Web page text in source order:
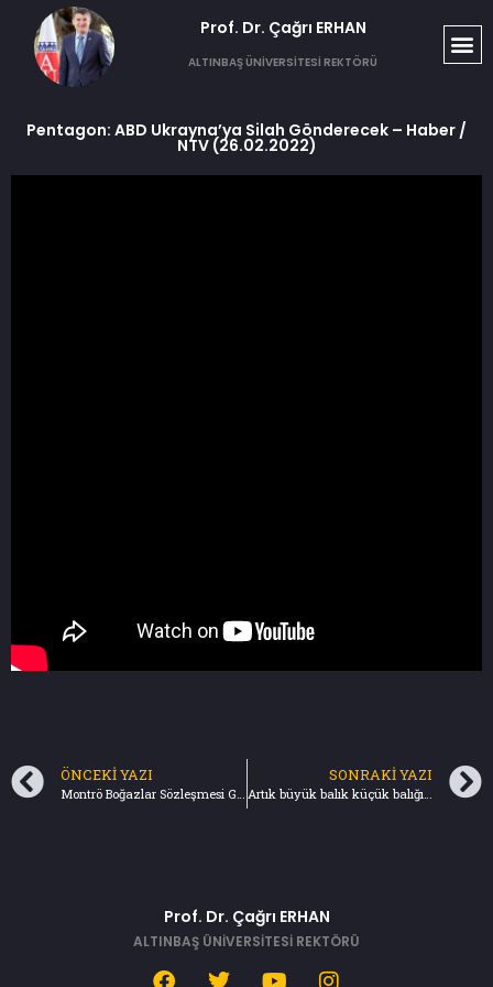
Prof. Dr. Çağrı ERHAN​
ALTINBAŞ ÜNİVERSİTESİ REKTÖRÜ
Pentagon: ABD Ukrayna’ya Silah Gönderecek – Haber /
NTV (26.02.2022)
ÖNCEKI YAZI SONRAKI YAZI
Prof. Dr. Çağrı ERHAN
ALTINBAŞ ÜNİVERSİTESİ REKTÖRÜ